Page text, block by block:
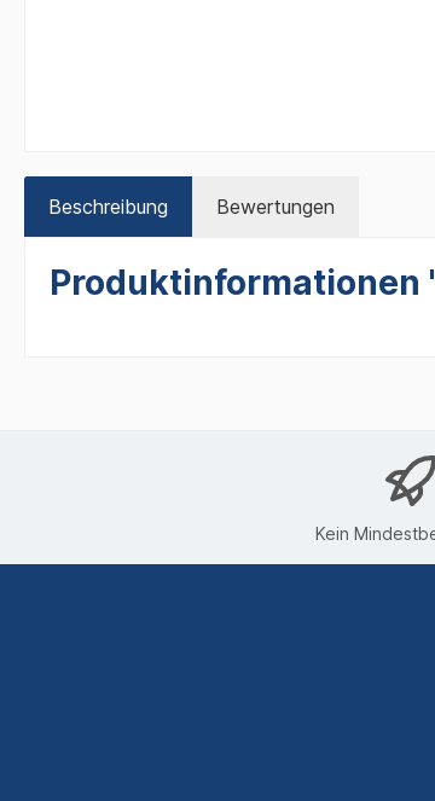
Beschreibung Bewertungen
Produktinformationen
Kein